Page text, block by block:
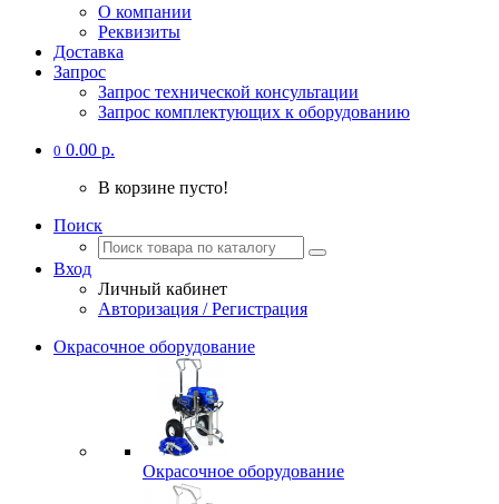
О компании
Реквизиты
Доставка
Запрос
Запрос технической консультации
Запрос комплектующих к оборудованию
0 0.00 р.
В корзине пусто!
Поиск
Вход
Личный кабинет
Авторизация / Регистрация
Окрасочное оборудование
Окрасочное оборудование